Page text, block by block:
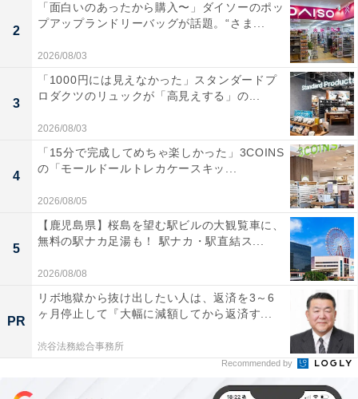
のあたりがソフト」と評判です。一方で、「深剃り具合
は上位モデルに一歩譲る」といった声も。日々のシェー
ビングを時短したい人や、清潔感を常にキープしたい人
には、おすすめの商品といえそうです。
【今日チェックしたい】ブラウンの人気商品5選
2
「面白いのあったから購入〜」ダイソーのポッ
プアップランドリーバッグが話題。“さま...
2026/08/03
3
「1000円には見えなかった」スタンダードプ
ロダクツのリュックが「高見えする」の...
2026/08/03
4
「15分で完成してめちゃ楽しかった」3COINS
の「モールドールトレカケースキッ...
2026/08/05
5
【鹿児島県】桜島を望む駅ビルの大観覧車に、
無料の駅ナカ足湯も！ 駅ナカ・駅直結ス...
2026/08/08
PR
リボ地獄から抜け出したい人は、返済を3～6
ヶ月停止して『大幅に減額してから返済す...
渋谷法務総合事務所
Recommended by